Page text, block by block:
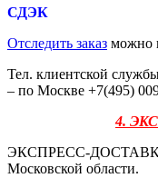
СДЭК
Отследить заказ можно
Тел. клиентской
– по Москве +7(495)
4.
ЭКСПРЕСС-ДОСТАВКА
Московской области.